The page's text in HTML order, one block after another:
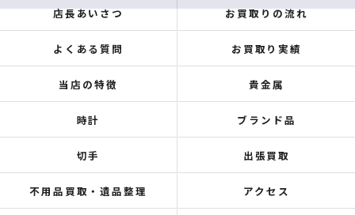
店長あいさつ お買取りの流れ
よくある質問 お買取り実績
当店の特徴 貴金属
時計 ブランド品
切手 出張買取
不用品買取・遺品整理 アクセス